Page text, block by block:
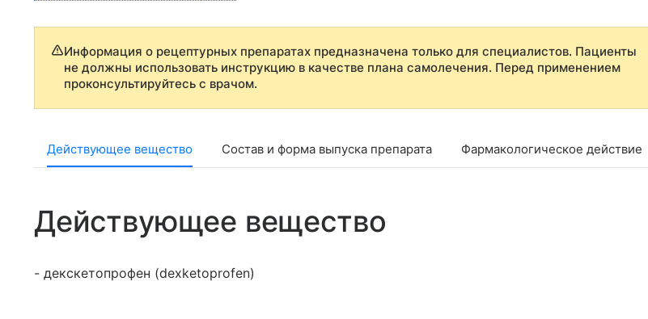
Информация о рецептурных препаратах предназначена только для специалистов. Пациенты
не должны использовать инструкцию в качестве плана самолечения. Перед применением
проконсультируйтесь с врачом.
Действующее вещество Состав и форма выпуска препарата Фармакологическое действие
Действующее вещество
- декскетопрофен (dexketoprofen)